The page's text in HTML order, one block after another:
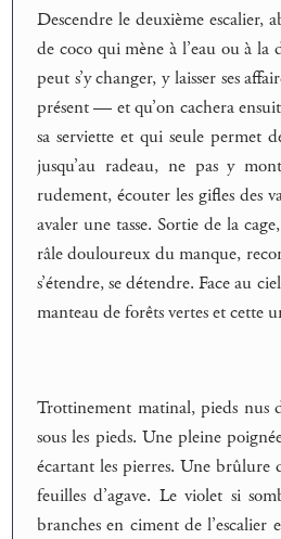
Descendre le deuxième escalier,
de coco qui mène à l’eau ou à
peut s’y changer, y laisser ses
présent — et qu’on cachera
sa serviette et qui seule permet
jusqu’au radeau, ne pas y
rudement, écouter les gifles des
avaler une tasse. Sortie de la
râle douloureux du manque,
s’étendre, se détendre. Face au
manteau de forêts vertes et cette
Trottinement matinal, pieds nus
sous les pieds. Une pleine
écartant les pierres. Une brûlure
feuilles d’agave. Le violet si
branches en ciment de